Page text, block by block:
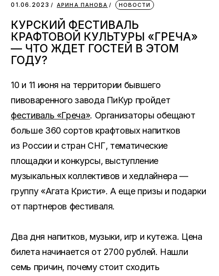
01.06.2023 АРИНА ПАНОВА НОВОСТИ
КУРСКИЙ ФЕСТИВАЛЬ
КРАФТОВОЙ КУЛЬТУРЫ «ГРЕЧА»
— ЧТО ЖДЕТ ГОСТЕЙ В ЭТОМ
ГОДУ?
10 и 11 июня на территории бывшего
пивоваренного завода ПиКур пройдет
фестиваль «Греча». Организаторы обещают
больше 360 сортов крафтовых напитков
из России и стран СНГ, тематические
площадки и конкурсы, выступление
музыкальных коллективов и хедлайнера —
группу «Агата Кристи». А еще призы и подарки
от партнеров фестиваля.
Два дня напитков, музыки, игр и кутежа. Цена
билета начинается от 2700 рублей. Нашли
семь причин, почему стоит сходить